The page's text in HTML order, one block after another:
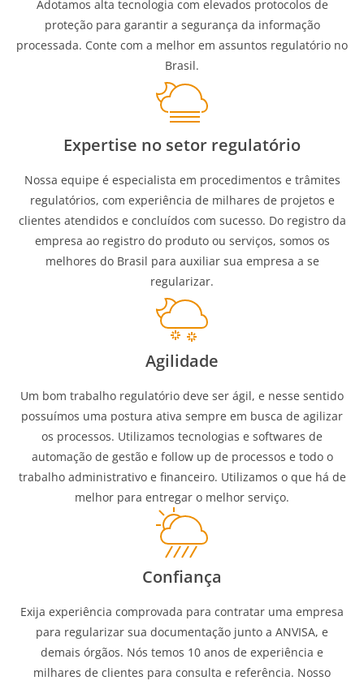
Adotamos alta tecnologia com elevados protocolos de
proteção para garantir a segurança da informação
processada. Conte com a melhor em assuntos regulatório no
Brasil.
Expertise no setor regulatório
Nossa equipe é especialista em procedimentos e trâmites
regulatórios, com experiência de milhares de projetos e
clientes atendidos e concluídos com sucesso. Do registro da
empresa ao registro do produto ou serviços, somos os
melhores do Brasil para auxiliar sua empresa a se
regularizar.
Agilidade
Um bom trabalho regulatório deve ser ágil, e nesse sentido
possuímos uma postura ativa sempre em busca de agilizar
os processos. Utilizamos tecnologias e softwares de
automação de gestão e follow up de processos e todo o
trabalho administrativo e financeiro. Utilizamos o que há de
melhor para entregar o melhor serviço.
Confiança
Exija experiência comprovada para contratar uma empresa
para regularizar sua documentação junto a ANVISA, e
demais órgãos. Nós temos 10 anos de experiência e
milhares de clientes para consulta e referência. Nosso